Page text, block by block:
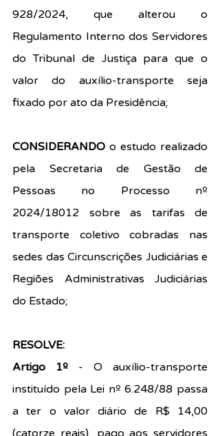
928/2024, que alterou o
Regulamento Interno dos Servidores
do Tribunal de Justiça para que o
valor do auxílio-transporte seja
fixado por ato da Presidência;
CONSIDERANDO o estudo realizado
pela Secretaria de Gestão de
Pessoas no Processo nº
2024/18012 sobre as tarifas de
transporte coletivo cobradas nas
sedes das Circunscrições Judiciárias e
Regiões Administrativas Judiciárias
do Estado;
RESOLVE:
Artigo 1º - O auxílio-transporte
instituído pela Lei nº 6.248/88 passa
a ter o valor diário de R$ 14,00
(catorze reais), pago aos servidores